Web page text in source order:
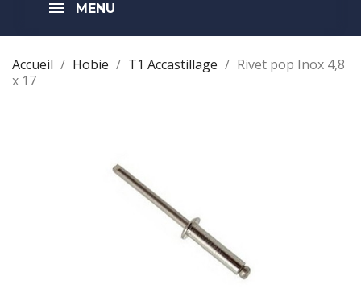
MENU
Accueil Hobie T1 Accastillage
Rivet pop Inox 4,8
x 17